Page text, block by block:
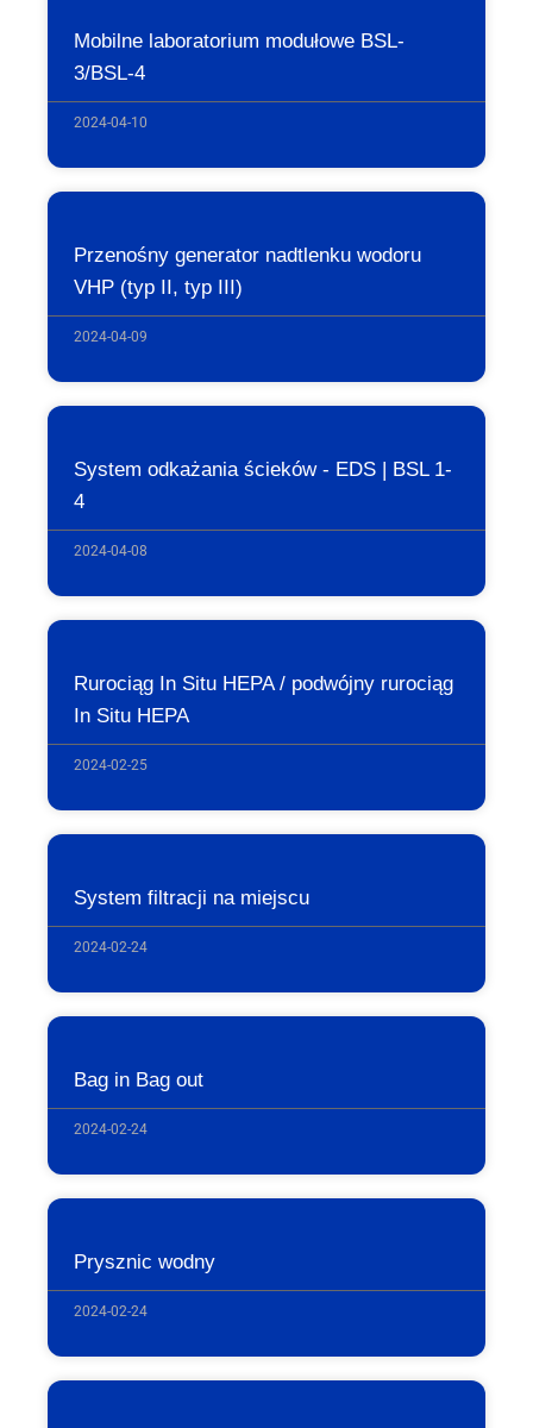
Mobilne laboratorium modułowe BSL-
3/BSL-4
2024-04-10
Przenośny generator nadtlenku wodoru
VHP (typ II, typ III)
2024-04-09
System odkażania ścieków - EDS | BSL 1-
4
2024-04-08
Rurociąg In Situ HEPA / podwójny rurociąg
In Situ HEPA
2024-02-25
System filtracji na miejscu
2024-02-24
Bag in Bag out
2024-02-24
Prysznic wodny
2024-02-24